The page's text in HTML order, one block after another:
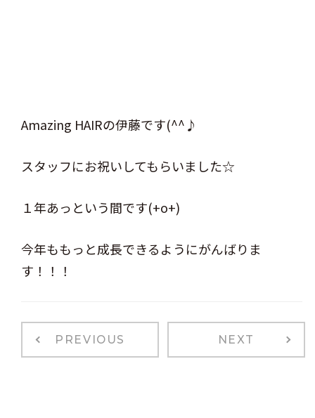
Amazing HAIRの伊藤です(^^♪
スタッフにお祝いしてもらいました☆
１年あっという間です(+o+)
今年ももっと成長できるようにがんばりま
す！！！
PREVIOUS NEXT